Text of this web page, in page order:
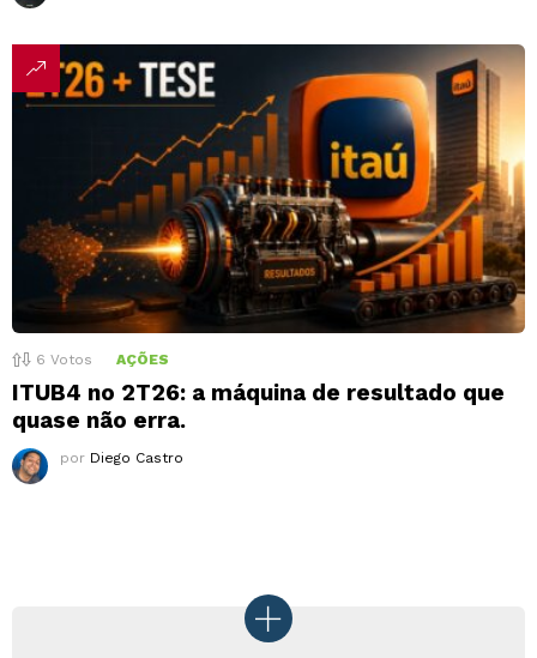
6 Votos AÇÕES
ITUB4 no 2T26: a máquina de resultado que
quase não erra.
por Diego Castro